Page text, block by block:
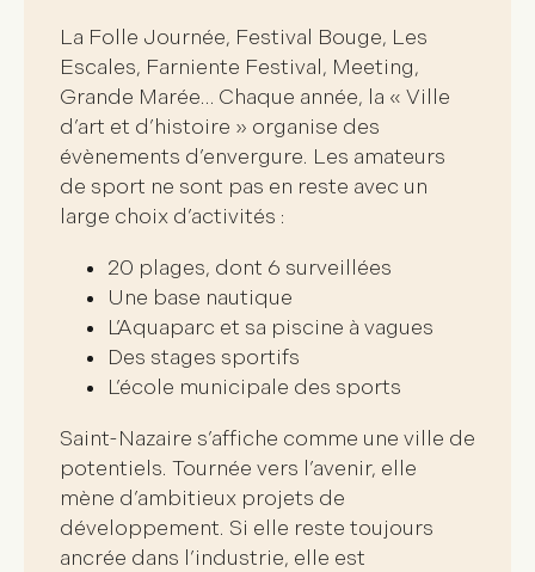
La Folle Journée, Festival Bouge, Les
Escales, Farniente Festival, Meeting,
Grande Marée… Chaque année, la « Ville
d’art et d’histoire » organise des
évènements d’envergure. Les amateurs
de sport ne sont pas en reste avec un
large choix d’activités :
20 plages, dont 6 surveillées
Une base nautique
L’Aquaparc et sa piscine à vagues
Des stages sportifs
L’école municipale des sports
Saint-Nazaire s’affiche comme une ville de
potentiels. Tournée vers l’avenir, elle
mène d’ambitieux projets de
développement. Si elle reste toujours
ancrée dans l’industrie, elle est